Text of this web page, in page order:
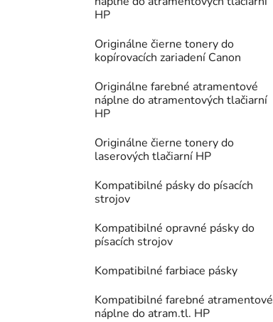
HP
Originálne čierne tonery do
kopírovacích zariadení Canon
Originálne farebné atramentové
náplne do atramentových tlačiarní
HP
Originálne čierne tonery do
laserových tlačiarní HP
Kompatibilné pásky do písacích
strojov
Kompatibilné opravné pásky do
písacích strojov
Kompatibilné farbiace pásky
Kompatibilné farebné atramentové
náplne do atram.tl. HP